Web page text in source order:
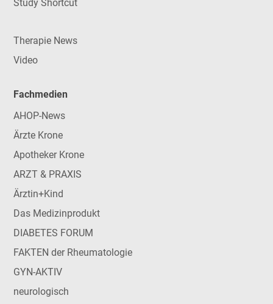
Study Shortcut
Therapie News
Video
Fachmedien
AHOP-News
Ärzte Krone
Apotheker Krone
ARZT & PRAXIS
Ärztin+Kind
Das Medizinprodukt
DIABETES FORUM
FAKTEN der Rheumatologie
GYN-AKTIV
neurologisch